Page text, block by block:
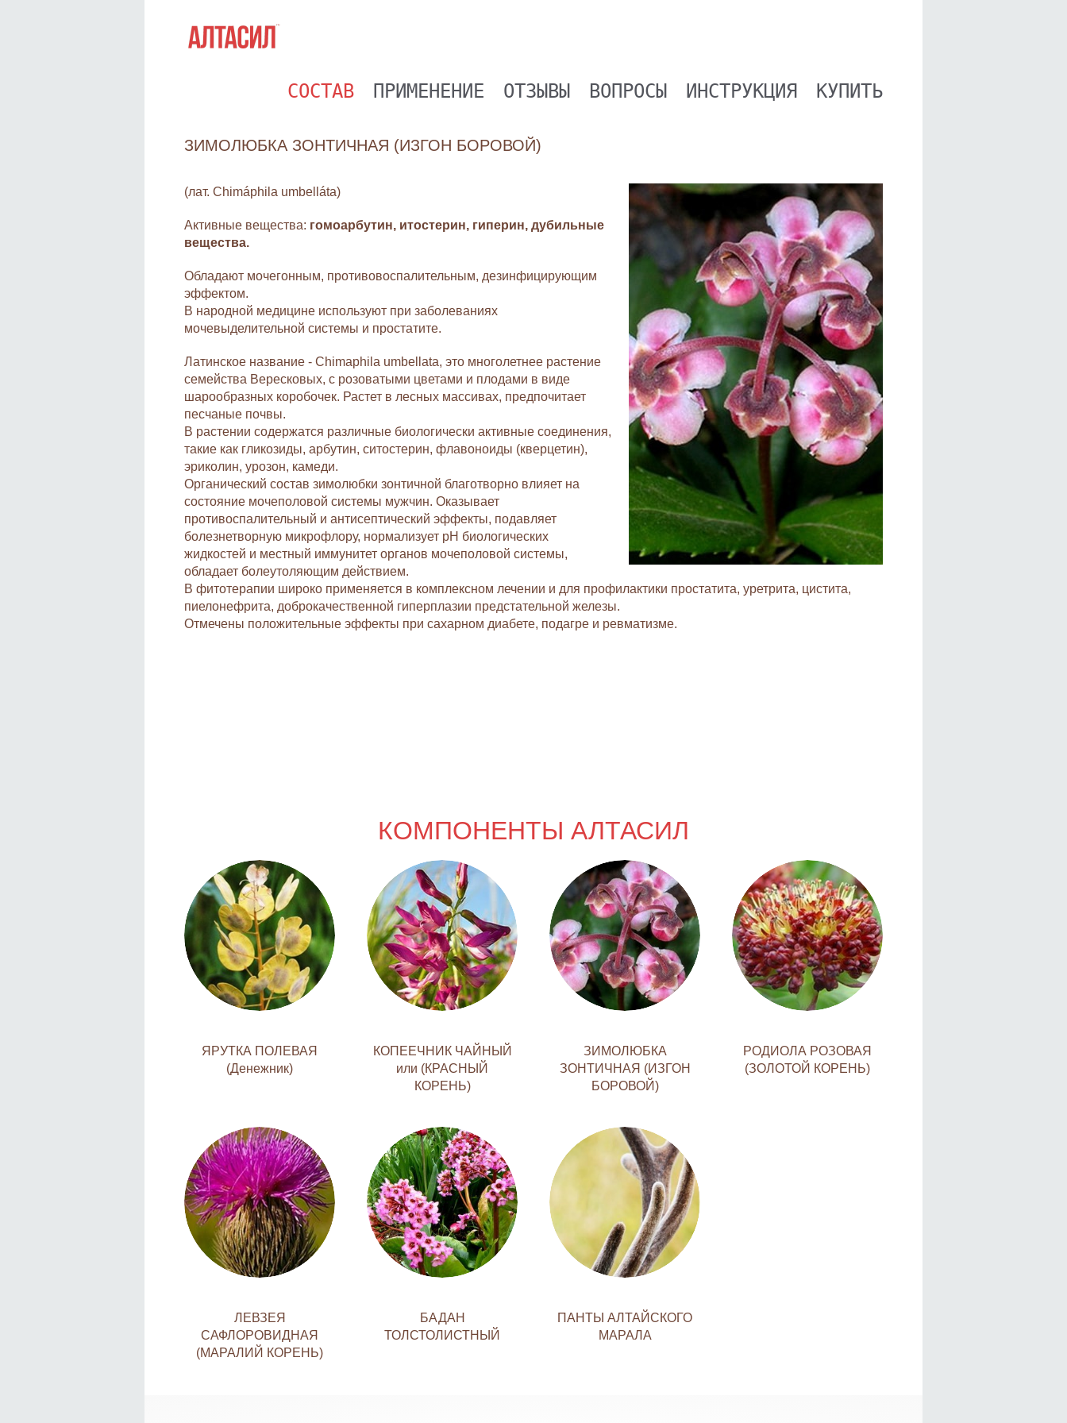
СОСТАВ ПРИМЕНЕНИE ОТЗЫВЫ ВОПРОСЫ ИНСТРУКЦИЯ КУПИТЬ
ЗИМОЛЮБКА ЗОНТИЧНАЯ (ИЗГОН БОРОВОЙ)
(лат. Chimáphila umbelláta)
Активные вещества: гомоарбутин, итостерин, гиперин, дубильные
вещества.
Обладают мочегонным, противовоспалительным, дезинфицирующим
эффектом.
В народной медицине используют при заболеваниях
мочевыделительной системы и простатите.
Латинское название - Chimaphila umbellata, это многолетнее растение
семейства Вересковых, с розоватыми цветами и плодами в виде
шарообразных коробочек. Растет в лесных массивах, предпочитает
песчаные почвы.
В растении содержатся различные биологически активные соединения,
такие как гликозиды, арбутин, ситостерин, флавоноиды (кверцетин),
эриколин, урозон, камеди.
Органический состав зимолюбки зонтичной благотворно влияет на
состояние мочеполовой системы мужчин. Оказывает
противоспалительный и антисептический эффекты, подавляет
болезнетворную микрофлору, нормализует pH биологических
жидкостей и местный иммунитет органов мочеполовой системы,
обладает болеутоляющим действием.
В фитотерапии широко применяется в комплексном лечении и для профилактики простатита, уретрита, цистита,
пиелонефрита, доброкачественной гиперплазии предстательной железы.
Отмечены положительные эффекты при сахарном диабете, подагре и ревматизме.
КОМПОНЕНТЫ АЛТАСИЛ
ЯРУТКА ПОЛЕВАЯ
(Денежник)
КОПЕЕЧНИК ЧАЙНЫЙ
или (КРАСНЫЙ
КОРЕНЬ)
ЗИМОЛЮБКА
ЗОНТИЧНАЯ (ИЗГОН
БОРОВОЙ)
РОДИОЛА РОЗОВАЯ
(ЗОЛОТОЙ КОРЕНЬ)
ЛЕВЗЕЯ
САФЛОРОВИДНАЯ
(МАРАЛИЙ КОРЕНЬ)
БАДАН
ТОЛСТОЛИСТНЫЙ
ПАНТЫ АЛТАЙСКОГО
МАРАЛА